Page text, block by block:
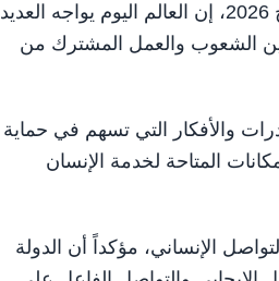
وقال معاليه، في تصريح له على هامش المؤتمر الدولي الثالث لحوار الحضارات والتسامح 2026، إن العالم اليوم يواجه العديد
بين الشعوب والعمل المشترك من
والأفكار التي تسهم في حماية
المتاحة لخدمة الإنسان
الإنساني، مؤكداً أن الدولة